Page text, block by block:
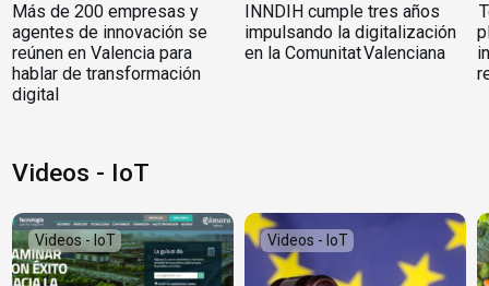
Más de 200 empresas y
agentes de innovación se
reúnen en Valencia para
hablar de transformación
digital
INNDIH cumple tres años
impulsando la digitalización
en la Comunitat Valenciana
Videos - IoT
Videos - IoT Videos - IoT